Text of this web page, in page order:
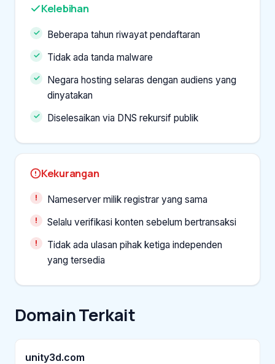
Kelebihan
Beberapa tahun riwayat pendaftaran
Tidak ada tanda malware
Negara hosting selaras dengan audiens yang
dinyatakan
Diselesaikan via DNS rekursif publik
Kekurangan
Nameserver milik registrar yang sama
Selalu verifikasi konten sebelum bertransaksi
Tidak ada ulasan pihak ketiga independen
yang tersedia
Domain Terkait
unity3d.com